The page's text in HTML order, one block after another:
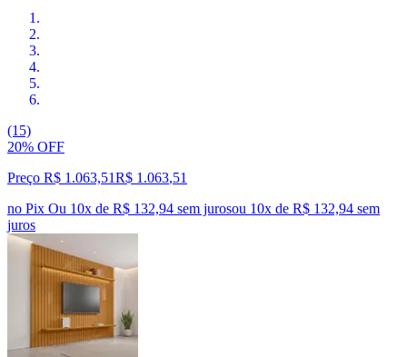
(15)
20% OFF
Preço R$ 1.063,51R$ 1.063,51
no Pix Ou 10x de R$ 132,94 sem jurosou 10x de R$ 132,94 sem
juros